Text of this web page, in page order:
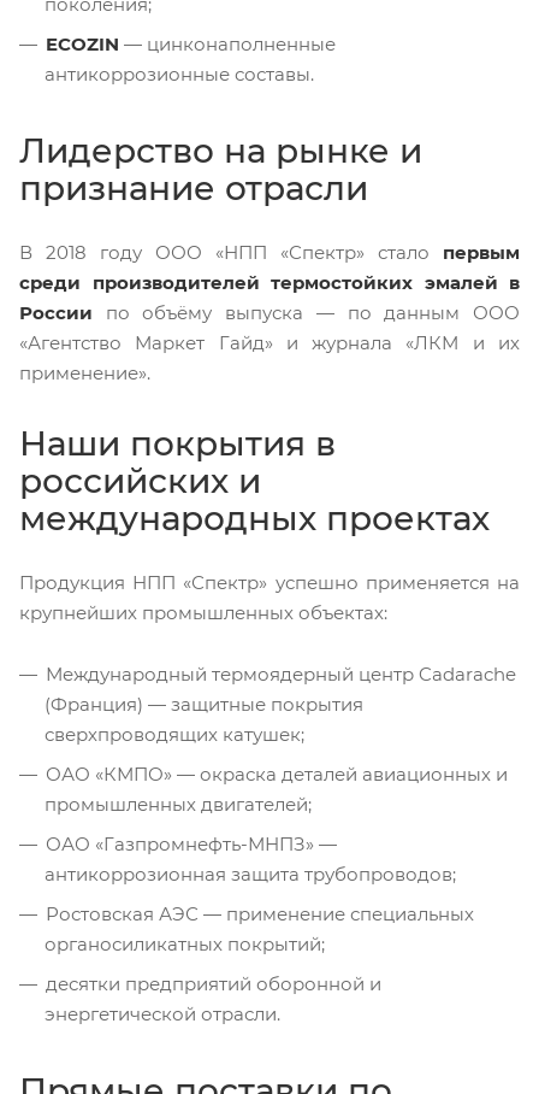
ECOZIN — цинконаполненные
антикоррозионные составы.
Лидерство на рынке и
признание отрасли
В 2018 году ООО «НПП «Спектр» стало первым
среди производителей термостойких эмалей в
России по объёму выпуска — по данным ООО
«Агентство Маркет Гайд» и журнала «ЛКМ и их
применение».
Наши покрытия в
российских и
международных проектах
Продукция НПП «Спектр» успешно применяется на
крупнейших промышленных объектах:
Международный термоядерный центр Cadarache
(Франция) — защитные покрытия
сверхпроводящих катушек;
ОАО «КМПО» — окраска деталей авиационных и
промышленных двигателей;
ОАО «Газпромнефть-МНПЗ» —
антикоррозионная защита трубопроводов;
Ростовская АЭС — применение специальных
органосиликатных покрытий;
десятки предприятий оборонной и
энергетической отрасли.